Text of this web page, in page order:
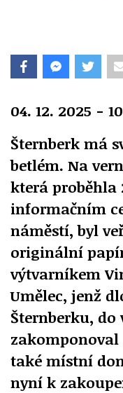
04. 12. 2025 -
Šternberk má
betlém. Na
která proběhla
informačním
náměstí, byl
originální
výtvarníkem
Umělec, jenž
Šternberku,
také místní
nyní k